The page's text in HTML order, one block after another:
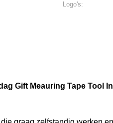
Logo's:
Gift Meauring Tape Tool